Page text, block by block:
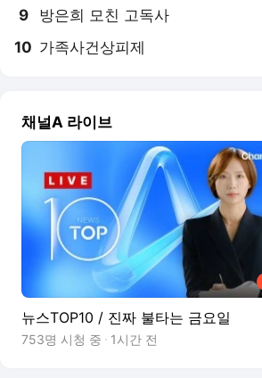
9 방은희 모친 고독사
10 가족사건상피제
채널A 라이브
뉴스TOP10 / 진짜 불타는 금요일
753명 시청 중 1시간 전